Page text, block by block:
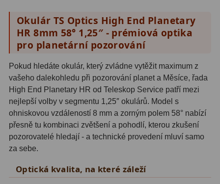
Filtry L-RGB
Filtry Pass 6
Filtry Block10
Filtry Clip5
Filtry CCD Hα, OIII7
Filtrová kola a rámy
Rovnače a reduktory
Zaostření11
Okulár TS Optics High End Planetary
HR 8mm 58° 1,25″ - prémiová optika
pro planetární pozorování
Pokud hledáte okulár, který zvládne vytěžit maximum z
vašeho dalekohledu při pozorování planet a Měsíce, řada
High End Planetary HR od Teleskop Service patří mezi
nejlepší volby v segmentu 1,25″ okulárů. Model s
ohniskovou vzdáleností 8 mm a zorným polem 58° nabízí
přesně tu kombinaci zvětšení a pohodlí, kterou zkušení
pozorovatelé hledají - a technické provedení mluví samo
za sebe.
Optická kvalita, na které záleží